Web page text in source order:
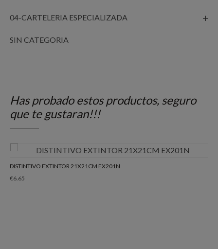
04-CARTELERIA ESPECIALIZADA
SIN CATEGORIA
Has probado estos productos, seguro
que te gustaran!!!
DISTINTIVO EXTINTOR 21X21CM EX201N
€6.65